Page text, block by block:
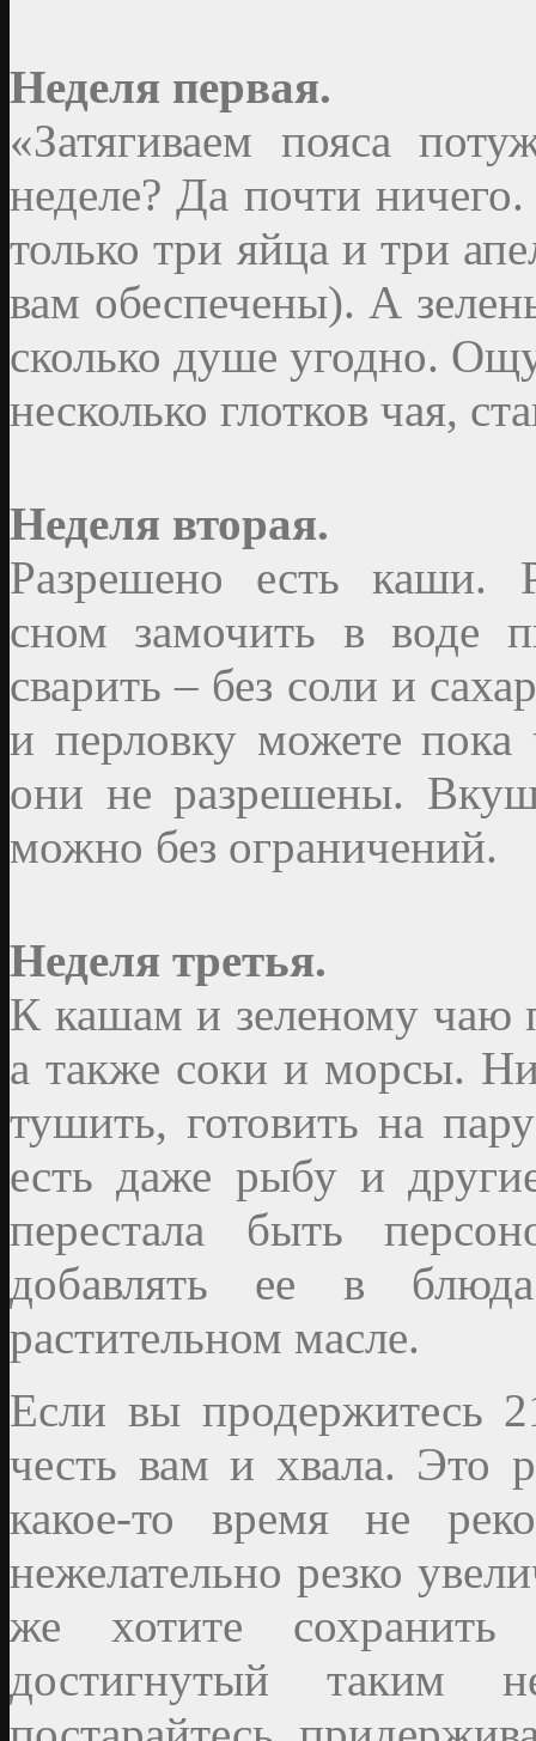
Неделя первая.
«Затягиваем пояса
неделе? Да почти
только три яйца и три
вам обеспечены). А
сколько душе угодно.
несколько глотков чая,
Неделя вторая.
Разрешено есть каши.
сном замочить в воде
сварить – без соли и
и перловку можете пока
они не разрешены.
можно без ограничений.
Неделя третья.
К кашам и зеленому чаю
а также соки и морсы.
тушить, готовить на
есть даже рыбу и
перестала быть
добавлять ее в
растительном масле.
Если вы продержитесь
честь вам и хвала. Это
какое-то время не
нежелательно резко
же хотите
достигнутый таким